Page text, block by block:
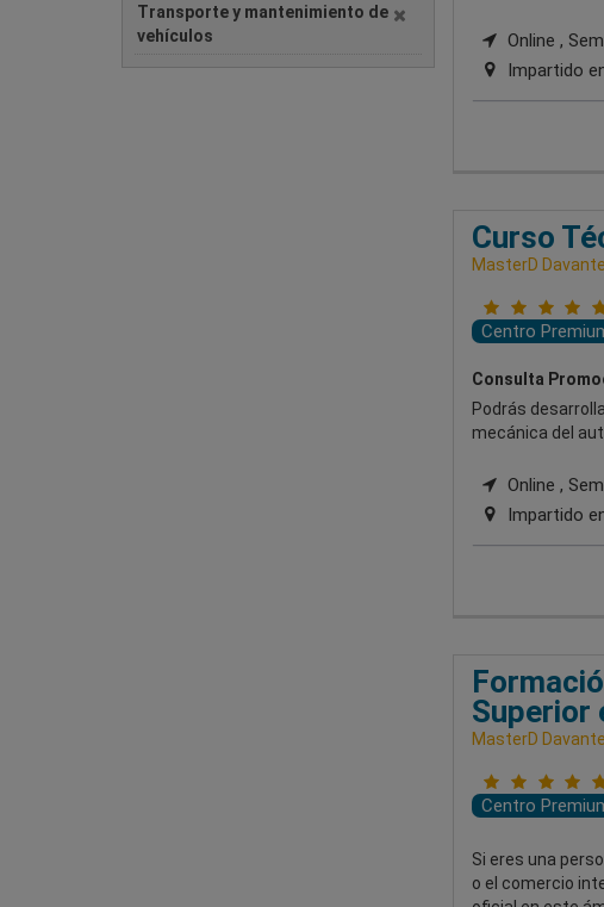
Transporte y mantenimiento de
vehículos
Online ,
Impartido
Curso
MasterD Davante
Centro
Consulta
Podrás
mecánica del
Online ,
Impartido
Superior
MasterD
Centro
Si eres una
o el comercio